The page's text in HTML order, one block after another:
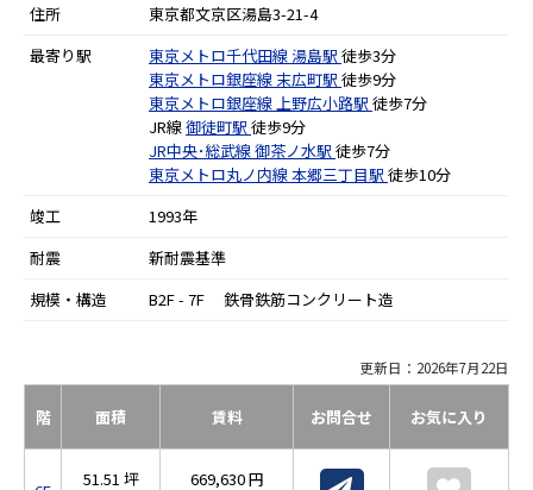
住所
東京都文京区湯島3-21-4
最寄り駅
東京メトロ千代田線湯島駅 徒歩3分
東京メトロ銀座線末広町駅 徒歩9分
東京メトロ銀座線 上野広小路駅 徒歩7分
JR線御徒町駅 徒歩9分
JR中央･総武線御茶ノ水駅 徒歩7分
東京メトロ丸ノ内線本郷三丁目駅 徒歩10分
竣工
1993年
耐震
新耐震基準
規模・構造
B2F - 7F 鉄骨鉄筋コンクリート造
更新日：2026年7月22日
階 面積 賃料 お問合せ お気に入り
51.51 坪 669,630 円